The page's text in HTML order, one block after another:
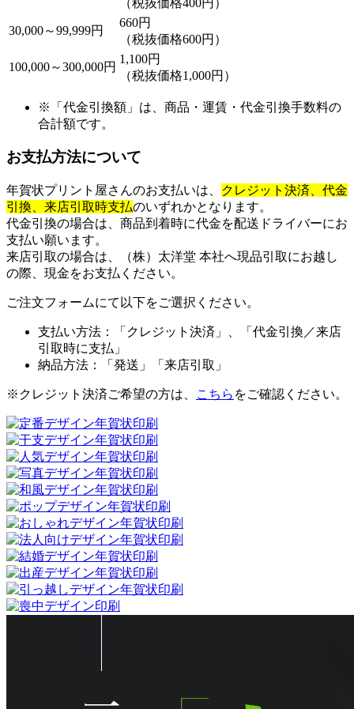
30,000～99,999円
660円
（税抜価格600円）
100,000～300,000円
1,100円
（税抜価格1,000円）
※「代金引換額」は、商品・運賃・代金引換手数料の
合計額です。
お支払方法について
年賀状プリント屋さんのお支払いは、
クレジット決済、代金
引換、 来店引取時支払のいずれかとなります。
代金引換の場合は、商品到着時に代金を配送ドライバーにお
支払い願います。
来店引取の場合は、（株）太洋堂 本社へ現品引取にお越し
の際、現金をお支払ください。
ご注文フォームにて以下をご選択ください。
支払い方法：「クレジット決済」、「代金引換／来店
引取時に支払」
納品方法：「発送」「来店引取」
※クレジット決済ご希望の方は、 こちら をご確認ください。